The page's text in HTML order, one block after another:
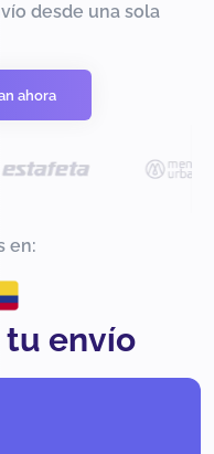
desde una sola
ahora
en:
envío